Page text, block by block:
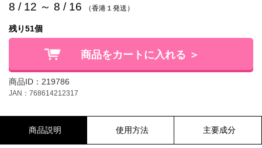
8 / 12 ～ 8 / 16 （香港１発送）
残り51個
商品をカートに入れる ＞
商品ID：219786
JAN：768614212317
商品説明 使用方法 主要成分